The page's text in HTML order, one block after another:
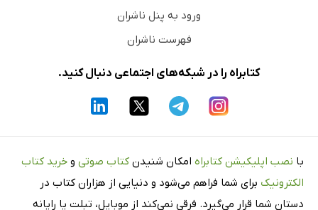
ورود به پنل ناشران
فهرست ناشران
کتابراه را در شبکه‌های اجتماعی دنبال کنید.
با نصب اپلیکیشن کتابراه امکان شنیدن کتاب صوتی و خرید کتاب
الکترونیک برای شما فراهم می‌شود و دنیایی از هزاران کتاب در
دستان شما قرار می‌گیرد. فرقی نمی‌کند از موبایل، تبلت یا رایانه